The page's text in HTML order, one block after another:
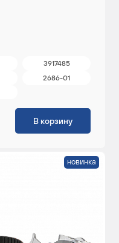
3917485
2686-01
В корзину
новинка